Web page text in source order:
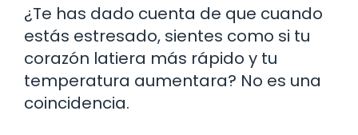
¿Te has dado cuenta de que cuando
estás estresado, sientes como si tu
corazón latiera más rápido y tu
temperatura aumentara? No es una
coincidencia.